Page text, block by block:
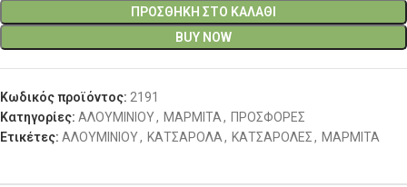
ΠΡΟΣΘΉΚΗ ΣΤΟ ΚΑΛΆΘΙ
BUY NOW
Κωδικός προϊόντος: 2191
Κατηγορίες: ΑΛΟΥΜΙΝΙΟΥ, ΜΑΡΜΙΤΑ, ΠΡΟΣΦΟΡΕΣ
Ετικέτες: ΑΛΟΥΜΙΝΙΟΥ, ΚΑΤΣΑΡΟΛΑ, ΚΑΤΣΑΡΟΛΕΣ, ΜΑΡΜΙΤΑ